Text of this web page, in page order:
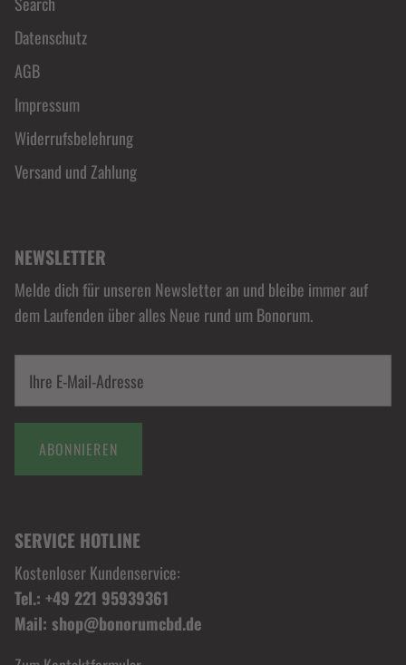
Datenschutz
AGB
Impressum
Widerrufsbelehrung
Versand und Zahlung
NEWSLETTER
Melde dich für unseren Newsletter an und bleibe immer auf
dem Laufenden über alles Neue rund um Bonorum.
ABONNIEREN
SERVICE HOTLINE
Kostenloser Kundenservice:
Tel.: +49 221 95939361
Mail: shop@bonorumcbd.de